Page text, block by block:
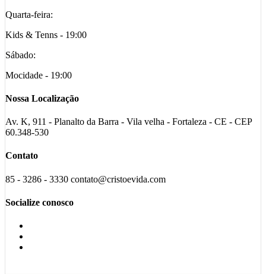
Quarta-feira:
Kids & Tenns - 19:00
Sábado:
Mocidade - 19:00
Nossa Localização
Av. K, 911 - Planalto da Barra - Vila velha - Fortaleza - CE - CEP
60.348-530
Contato
85 - 3286 - 3330 contato@cristoevida.com
Socialize conosco